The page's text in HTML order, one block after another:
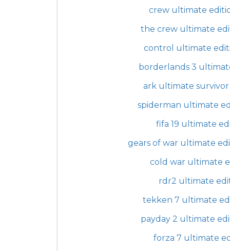
crew ultimate
the crew ultimate
control ultimate
borderlands 3
ark ultimate
spiderman ultimate
fifa 19 ultimate
gears of war ultimate
cold war ultimate
rdr2 ultimate
tekken 7 ultimate
payday 2 ultimate
forza 7 ultimate